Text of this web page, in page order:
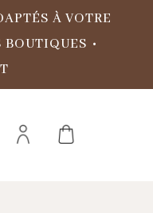
À VOTRE
BOUTIQUES •